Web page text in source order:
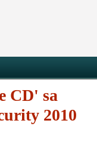
CD' sa
2010